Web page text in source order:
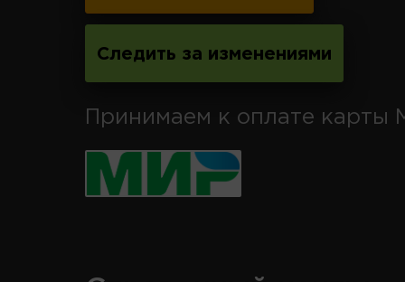
Следить за изменениями
Принимаем к оплате карты